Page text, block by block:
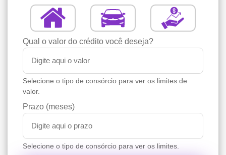
Qual o valor do crédito você deseja?
Selecione o tipo de consórcio para ver os limites de
valor.
Prazo (meses)
Selecione o tipo de consórcio para ver os limites.